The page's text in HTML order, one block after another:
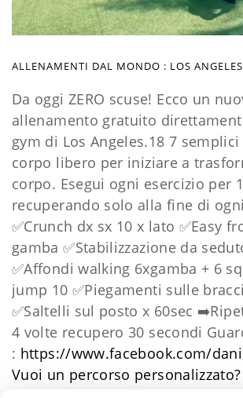
ALLENAMENTI DAL MONDO : LOS ANGELES
Da oggi ZERO scuse! Ecco un
allenamento gratuito
gym di Los Angeles.18 7 semplici
corpo libero per iniziare a
corpo. Esegui ogni esercizio per
recuperando solo alla fine di
✅Crunch dx sx 10 x lato ✅Easy
gamba✅Stabilizzazione da
✅Affondi walking 6xgamba + 6
jump 10 ✅Piegamenti sulle
✅Saltelli sul posto x 60sec ➡️
4 volte recupero 30 secondi
: https://www.facebook.com/
Vuoi un percorso personalizzato?